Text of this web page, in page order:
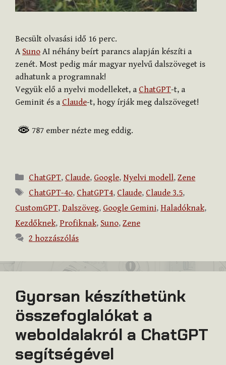
Becsült olvasási idő 16 perc.
A Suno AI néhány beírt parancs alapján készíti a
zenét. Most pedig már magyar nyelvű dalszöveget is
adhatunk a programnak!
Vegyük elő a nyelvi modelleket, a ChatGPT-t, a
Geminit és a Claude-t, hogy írják meg dalszöveget!
787 ember nézte meg eddig.
Kategória
ChatGPT, Claude, Google, Nyelvi modell,Zene
Címkék
ChatGPT-4o, ChatGPT4, Claude, Claude 3.5,
CustomGPT, Dalszöveg, Google Gemini, Haladóknak,
Kezdőknek, Profiknak, Suno, Zene
2 hozzászólás
Gyorsan készíthetünk
összefoglalókat a
weboldalakról a ChatGPT
segítségével